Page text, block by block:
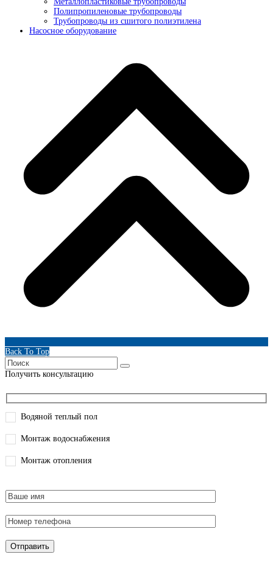
Полипропиленовые трубопроводы
Трубопроводы из сшитого полиэтилена
Насосное оборудование
Back To Top
Получить консультацию
Водяной теплый пол
Монтаж водоснабжения
Монтаж отопления